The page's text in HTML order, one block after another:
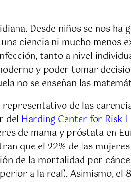
Desde niños se nos
ciencia ni mucho menos
tanto a nivel
y poder tomar
no se enseñan las
de las
del Harding Center for Risk
de mama y próstata en
que el 92% de las
de la mortalidad por
a la real). Asimismo,